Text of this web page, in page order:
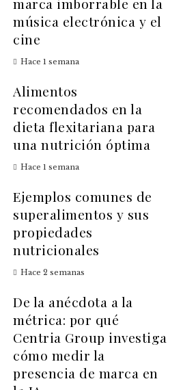
marca imborrable en la
música electrónica y el
cine
Hace 1 semana
Alimentos
recomendados en la
dieta flexitariana para
una nutrición óptima
Hace 1 semana
Ejemplos comunes de
superalimentos y sus
propiedades
nutricionales
Hace 2 semanas
De la anécdota a la
métrica: por qué
Centria Group investiga
cómo medir la
presencia de marca en